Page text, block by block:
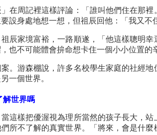
在周記裡這樣評論：「誰叫他們住在那
設身處地想一想，但祖辰回他：「我又不
辰家境富裕，一路順遂，「他這樣聰明
也不可能體會拚命想卡住一個小小位置的
。游森棚說，許多名校學生家庭的社經地
一個世界。
解世界嗎
這樣把優渥視為理所當然的孩子長大，
所不了解的真實世界。「將來，會是什